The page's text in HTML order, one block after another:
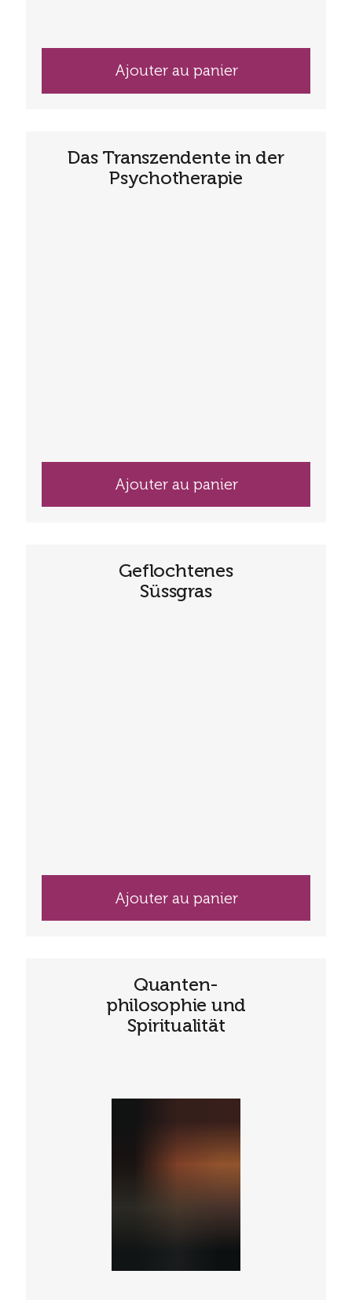
Ajouter au panier
Das Transzendente in der
Psychotherapie
Ajouter au panier
Geflochtenes
Süssgras
Ajouter au panier
Quanten-
philosophie und
Spiritualität